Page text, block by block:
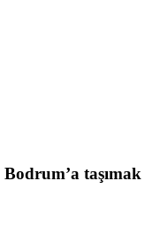
taşımak